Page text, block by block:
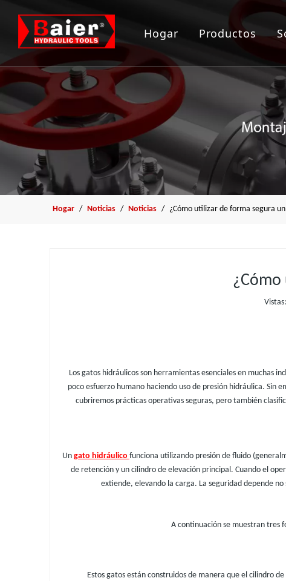
Hogar Productos
Herramientas
Gato hidraulico
Bomba
Arrancador
Herramienta
Hogar / Noticias / Noticias / ¿Cómo utilizar de forma segura
Vistas:
Los gatos hidráulicos son herramientas esenciales en muchas
poco esfuerzo humano haciendo uso de presión hidráulica. Sin
cubriremos prácticas operativas seguras, pero también
Un gato hidráulico funciona utilizando presión de fluido
de retención y un cilindro de elevación principal. Cuando el
extiende, elevando la carga. La seguridad depende
A continuación se muestran tres
Estos gatos están construidos de manera que el cilindro